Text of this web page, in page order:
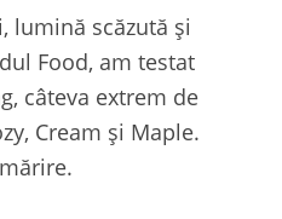
lumină scăzută și
Food, am testat
câteva extrem de
Cream și Maple.